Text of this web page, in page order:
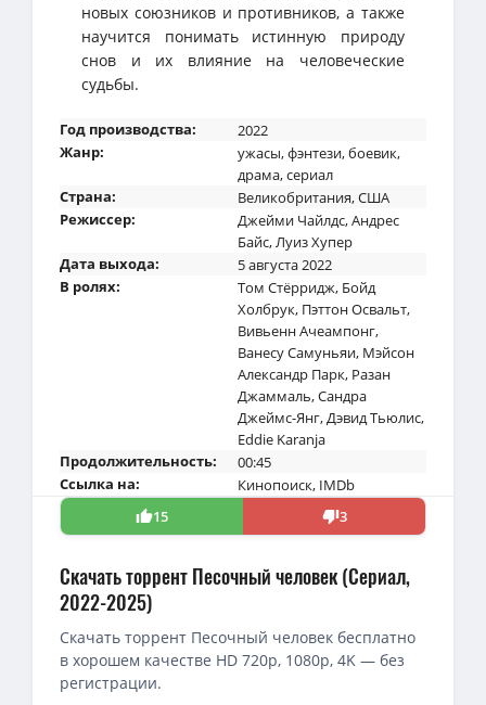
новых союзников и противников, а также
научится понимать истинную природу
снов и их влияние на человеческие
судьбы.
Год производства:
2022
Жанр:
ужасы,фэнтези,боевик,
драма,сериал
Страна:
Великобритания,США
Режиссер:
Джейми Чайлдс,Андрес
Байс,Луиз Хупер
Дата выхода:
5 августа 2022
В ролях:
Том Стёрридж, Бойд
Холбрук, Пэттон Освальт,
Вивьенн Ачеампонг,
Ванесу Самуньяи, Мэйсон
Александр Парк, Разан
Джаммаль,Сандра
Джеймс-Янг,Дэвид Тьюлис,
Eddie Karanja
Продолжительность:
00:45
Ссылка на:
Кинопоиск, IMDb
15
3
Скачать торрент Песочный человек (Сериал,
2022-2025)
Скачать торрент Песочный человек бесплатно
в хорошем качестве HD 720p, 1080p, 4K — без
регистрации.